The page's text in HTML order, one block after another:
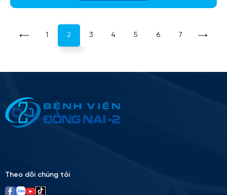
1 2 3 4 5 6 7
Please
Theo dõi chúng tôi